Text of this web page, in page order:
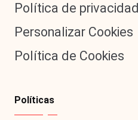
Política de privacidad
Personalizar Cookies
Política de Cookies
Políticas